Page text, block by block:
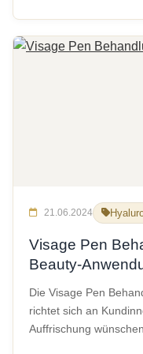
21.06.2024
Visage Pen
Beauty-
Die Visage Pen
richtet sich an
Auffrischung wünschen.